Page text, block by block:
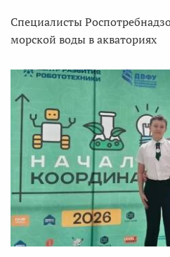
Специалисты
морской воды в акваториях